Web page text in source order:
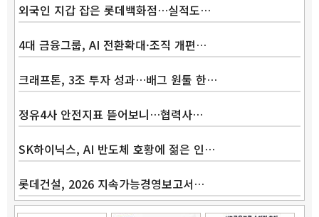
외국인 지갑 잡은 롯데백화점…실적도…
4대 금융그룹, AI 전환확대·조직 개편…
크래프톤, 3조 투자 성과…배그 원툴 한…
정유4사 안전지표 뜯어보니…협력사…
SK하이닉스, AI 반도체 호황에 젊은 인…
롯데건설, 2026 지속가능경영보고서…